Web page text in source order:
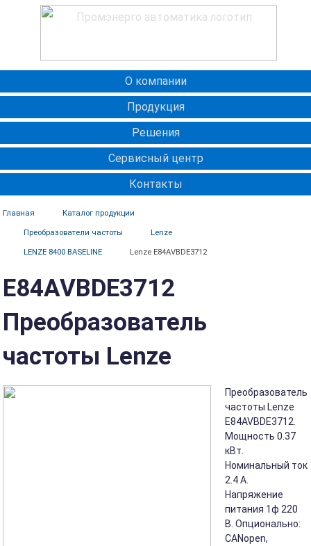
О компании
Продукция
Решения
Сервисный центр
Контакты
Главная Каталог продукции
Преобразователи частоты Lenze
LENZE 8400 BASELINE Lenze E84AVBDE3712
E84AVBDE3712
Преобразователь
частоты Lenze
Преобразователь
частоты Lenze
E84AVBDE3712.
Мощность 0.37
кВт.
Номинальный ток
2.4 А.
Напряжение
питания 1ф 220
В. Опционально:
CANopen,